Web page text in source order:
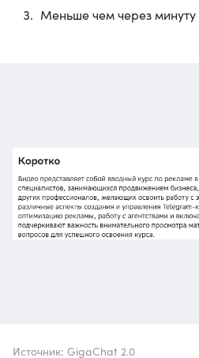
Меньше чем через минуту
Источник: GigaChat 2.0